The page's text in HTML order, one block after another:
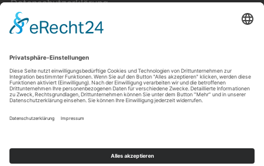
Datenschutzerklärung
Cookie-Einstellungen
Über uns